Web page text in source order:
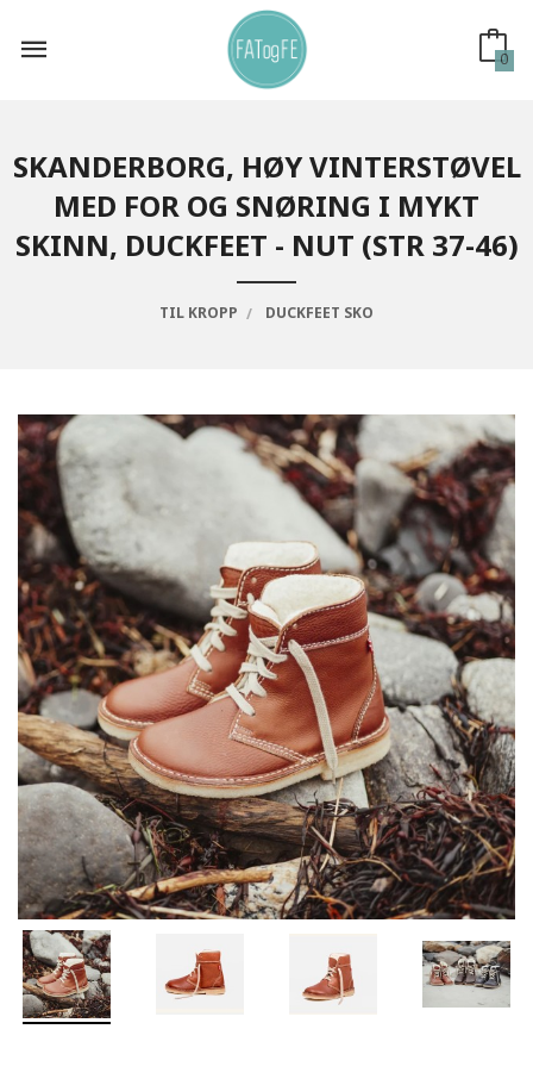
innholdet
0
SKANDERBORG, HØY VINTERSTØVEL
MED FOR OG SNØRING I MYKT
SKINN, DUCKFEET - NUT (STR 37-46)
TIL KROPP DUCKFEET SKO